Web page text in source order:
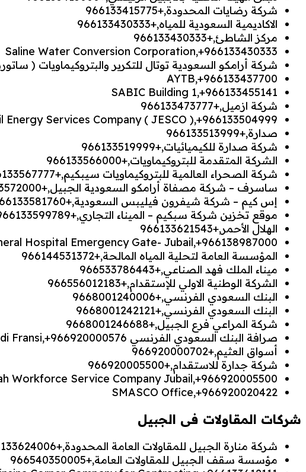
شركة رضايات المحدودة,+966133415775
الاكاديمية السعودية للمياه,+966133430333
مركز الشاطئ,+966133430333
Saline Water Conversion Corporation,+966133430333
شركة أرامكو السعودية توتال للتكرير والبتروكيماويات ( ساتورب
AYTB,+966133437700
SABIC Building 1,+966133455141
شركة ازميل,+966133473777
Energy Services Company ( JESCO ),+966133504999
صدارة,+966133513999
شركة صدارة للكيميائيات,+966133519999
الشركة المتقدمة للبتروكيماويات,+966133566000
شركة الصحراء العالمية للبتروكيماويات سيبكيم,+966133567777
ساسرف – شركة مصفاة أرامكو السعودية الجبيل,+966133572000
إس كيم – شركة شيفرون فيليبس السعودية,+966133581760
موقع تخزين شركة سبكيم – الميناء التجاري,+966133599789
الهلال الأحمر,+966133621543
Hospital Emergency Gate- Jubail,+966138987000
المؤسسة العامة لتحلية المياه المالحة,+966144531372
ميناء الملك فهد الصناعي,+966533786443
الشركة الوطنية الاولي للإستقدام,+966556012183
البنك السعودي الفرنسي,+9668001240006
البنك السعودي الفرنسي,+9668001242121
شركة المراعي فرع الجبيل,+9668001246688
صرافة البنك السعودي الفرنسي Banque Saudi Fransi,+966920000576
أسواق العثيم,+966920000702
شركة جدارة للاستقدام,+966920005500
Workforce Service Company Jubail,+966920005500
SMASCO Office,+966920020422
شركات المقاولات فى الجبيل
شركة منارة الجبيل للمقاولات العامة المحدودة,+966133624006
مؤسسة سقف الجبيل للمقاولات العامة,+966540350005